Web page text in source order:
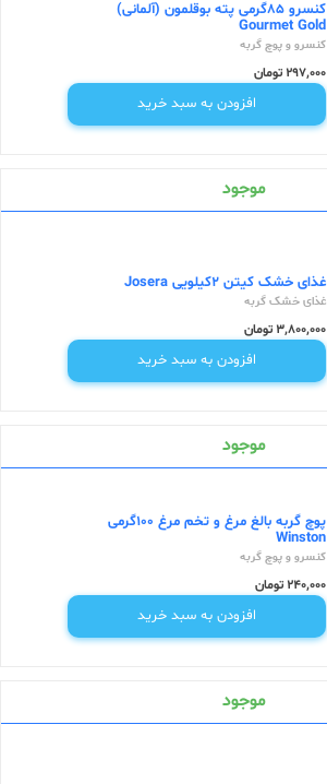
کنسرو 85گرمی پته بوقلمون (آلمانی)
Gourmet Gold
کنسرو و پوچ گربه
297,000 تومان
افزودن به سبد خرید
موجود
غذای خشک کیتن 2کیلویی Josera
غذای خشک گربه
3,800,000 تومان
افزودن به سبد خرید
موجود
پوچ گربه بالغ مرغ و تخم مرغ 100گرمی
Winston
کنسرو و پوچ گربه
240,000 تومان
افزودن به سبد خرید
موجود